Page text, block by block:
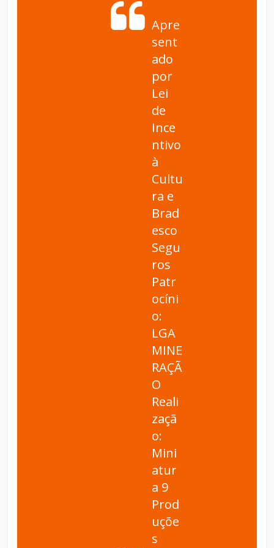
Apre
sent
ado
por
Lei
de
Ince
ntivo
à
Cultu
ra e
Brad
esco
Segu
ros
Patr
ocíni
o:
LGA
MINE
RAÇÃ
O
Reali
zaçã
o:
Mini
atur
a 9
Prod
uçõe
s